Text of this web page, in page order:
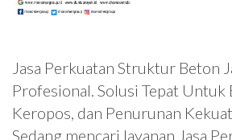
Jasa Perkuatan Struktur Beton
Profesional. Solusi Tepat Untuk
Keropos, dan Penurunan
Sedang mencari layanan Jasa